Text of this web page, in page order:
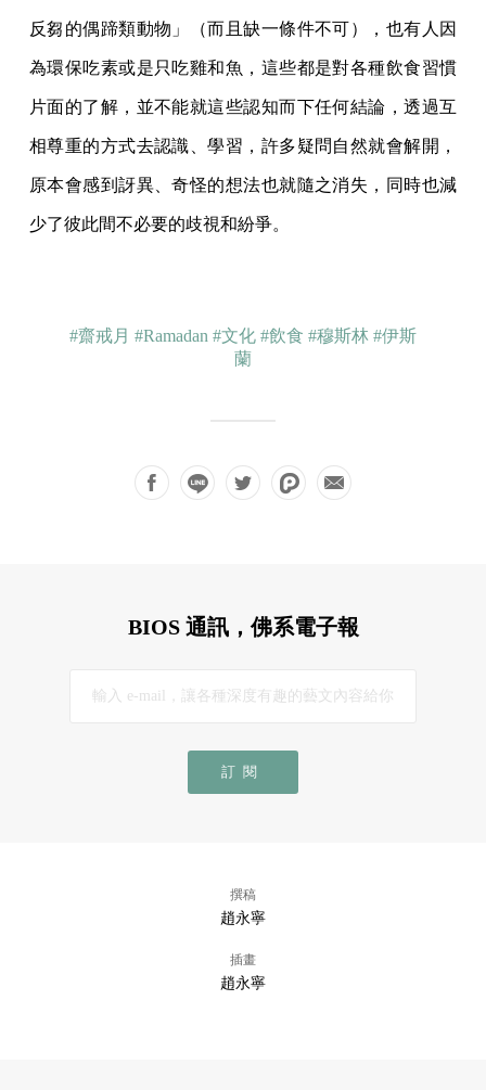
反芻的偶蹄類動物」（而且缺一條件不可），也有人因
為環保吃素或是只吃雞和魚，這些都是對各種飲食習慣
片面的了解，並不能就這些認知而下任何結論，透過互
相尊重的方式去認識、學習，許多疑問自然就會解開，
原本會感到訝異、奇怪的想法也就隨之消失，同時也減
少了彼此間不必要的歧視和紛爭。
#齋戒月 #Ramadan #文化 #飲食 #穆斯林 #伊斯
蘭
BIOS 通訊，佛系電子報
訂閱
撰稿
趙永寧
插畫
趙永寧